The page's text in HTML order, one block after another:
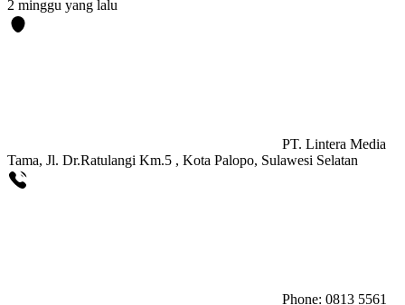
2 minggu yang lalu
PT. Lintera Media
Tama, Jl. Dr.Ratulangi Km.5 , Kota Palopo, Sulawesi Selatan
Phone: 0813 5561